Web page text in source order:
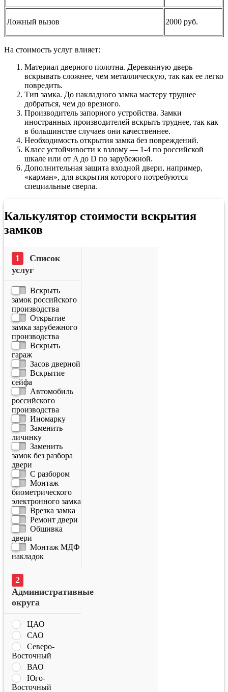
Ложный вызов 2000 руб.
На стоимость услуг влияет:
Материал дверного полотна. Деревянную дверь
вскрывать сложнее, чем металлическую, так как ее легко
повредить.
Тип замка. До накладного замка мастеру труднее
добраться, чем до врезного.
Производитель запорного устройства. Замки
иностранных производителей вскрыть труднее, так как
в большинстве случаев они качественнее.
Необходимость открытия замка без повреждений.
Класс устойчивости к взлому — 1-4 по российской
шкале или от A до D по зарубежной.
Дополнительная защита входной двери, например,
«карман», для вскрытия которого потребуются
специальные сверла.
Калькулятор стоимости вскрытия
замков
Список
услуг
Вскрыть
замок российского
производства
Открытие
замка зарубежного
производства
Вскрыть
гараж
Засов дверной
Вскрытие
сейфа
Автомобиль
российского
производства
Иномарку
Заменить
личинку
Заменить
замок без разбора
двери
С разбором
Монтаж
биометрического
электронного замка
Врезка замка
Ремонт двери
Обшивка
двери
Монтаж МДФ
накладок
Административные
округа
ЦАО
САО
Северо-
Восточный
ВАО
Юго-
Восточный